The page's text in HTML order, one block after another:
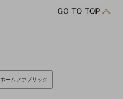
ホームファブリック